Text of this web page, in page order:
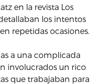
en la revista Los
los intentos
repetidas ocasiones.
a una complicada
involucrados un rico
que trabajaban para